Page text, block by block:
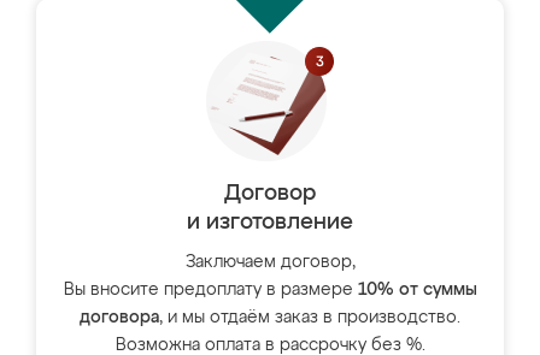
Договор
и изготовление
Заключаем договор,
Вы вносите предоплату в размере 10% от суммы
договора, и мы отдаём заказ в производство.
Возможна оплата в рассрочку без %.